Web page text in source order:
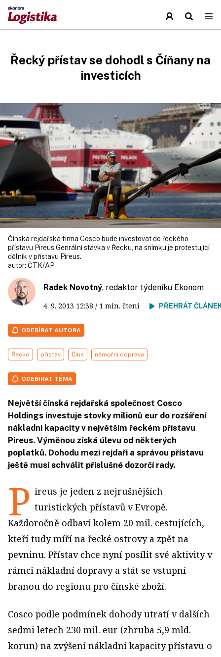
Řecký přístav se dohodl s Číňany na
investicích
Čínská rejdařská firma Cosco bude investovat do řeckého
přístavu Pireus Genrální stávka v Řecku, na snímku je protestující
dělník v přístavu Pireus.
autor: ČTK/AP
Radek Novotný, redaktor týdeníku Ekonom
4. 9. 2013 12:38 / 1 min. čtení PŘEHRÁT
ODEBÍRAT AUTORA
Řecko přístav Čína námořní doprava
ODEBÍRAT TÉMA
Největší čínská rejdařská společnost Cosco
Holdings investuje stovky milionů eur do rozšíření
nákladní kapacity v největším řeckém přístavu
Pireus. Výměnou získá úlevu od některých
poplatků. Dohodu mezi rejdaři a správou přístavu
ještě musí schválit příslušné dozorčí rady.
P ireus je jeden z nejrušnějších
turistických přístavů v Evropě.
Každoročně odbaví kolem 20 mil. cestujících,
kteří tudy míří na řecké ostrovy a zpět na
pevninu. Přístav chce nyní posílit své aktivity v
rámci nákladní dopravy a stát se vstupní
branou do regionu pro čínské zboží.
Cosco podle podmínek dohody utratí v dalších
sedmi letech 230 mil. eur (zhruba 5,9 mld.
korun) na zvýšení nákladní kapacity přístavu o